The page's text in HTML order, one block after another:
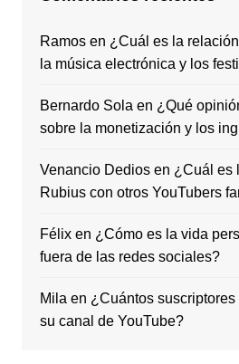
Ramosen ¿Cuál es la
la música electrónica y los
Bernardo Solaen ¿Qué
sobre la monetización y los
Venancio Dediosen ¿Cuál es
Rubius con otros YouTubers
Félixen ¿Cómo es la vida
fuera de las redes sociales?
Milaen ¿Cuántos
su canal de YouTube?